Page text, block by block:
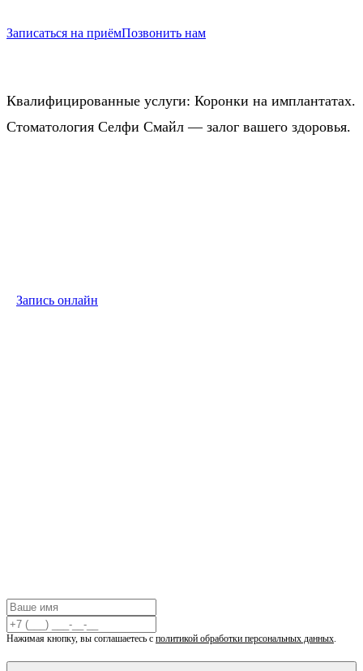
Записаться на приёмПозвонить нам
Квалифицированные услуги: Коронки на имплантатах.
Стоматология Селфи Смайл — залог вашего здоровья.
Запись онлайн
Нажимая кнопку, вы соглашаетесь с политикой обработки персональных данных.